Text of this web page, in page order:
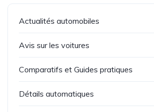
Actualités automobiles
Avis sur les voitures
Comparatifs et Guides pratiques
Détails automatiques